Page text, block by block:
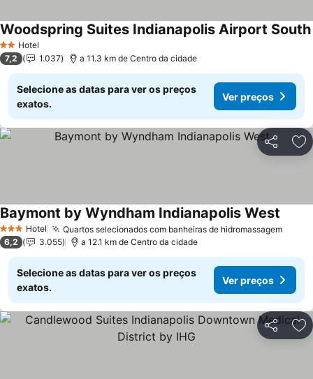
2 Estrelas
Hotel
Woodspring Suites Indianapolis Airport South
7,2 1.037 a 11.3 km de Centro da cidade
Selecione as datas para ver os preços
exatos.
Ver preços
Partilhar
3 EstrelasHotel Quartos selecionados com banheiras de hidromassagem
Baymont by Wyndham Indianapolis West
6,2 3.055 a 12.1 km de Centro da cidade
Selecione as datas para ver os preços
exatos.
Ver preços
Partilhar